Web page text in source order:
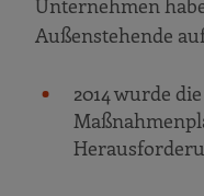
Außenstehende
2014 wurde die